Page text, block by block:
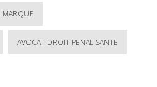
MARQUE
AVOCAT DROIT PENAL SANTE